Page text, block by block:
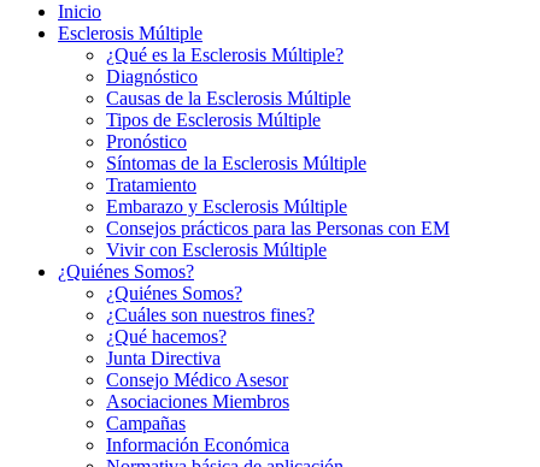
Inicio
Esclerosis Múltiple
¿Qué es la Esclerosis Múltiple?
Diagnóstico
Causas de la Esclerosis Múltiple
Tipos de Esclerosis Múltiple
Pronóstico
Síntomas de la Esclerosis Múltiple
Tratamiento
Embarazo y Esclerosis Múltiple
Consejos prácticos para las Personas con EM
Vivir con Esclerosis Múltiple
¿Quiénes Somos?
¿Quiénes Somos?
¿Cuáles son nuestros fines?
¿Qué hacemos?
Junta Directiva
Consejo Médico Asesor
Asociaciones Miembros
Campañas
Información Económica